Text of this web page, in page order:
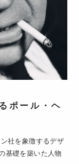
ポール・ヘ
社を象徴するデザ
基礎を築いた人物